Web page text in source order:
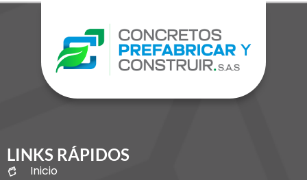
LINKS RÁPIDOS
Inicio